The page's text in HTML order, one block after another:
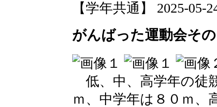
【学年共通】 2025-05-
がんばった運動会そ
低、中、高学年の徒
ｍ、中学年は８０ｍ、